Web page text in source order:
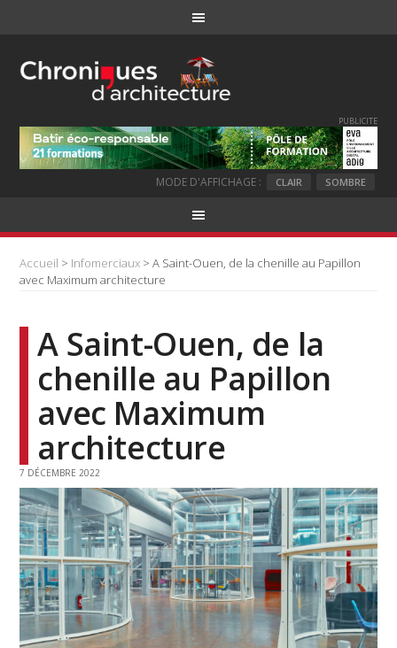
PUBLICITE
MODE D'AFFICHAGE : CLAIR SOMBRE
Accueil > Infomerciaux > A Saint-Ouen, de la chenille au Papillon
avec Maximum architecture
A Saint-Ouen, de la
chenille au Papillon
avec Maximum
architecture
7 DÉCEMBRE 2022